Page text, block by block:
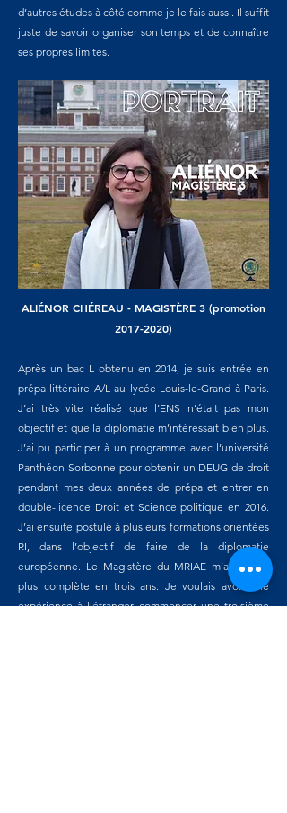
d’autres études à côté comme je le fais aussi. Il suffit
juste de savoir organiser son temps et de connaître
ses propres limites.
ALIÉNOR CHÉREAU - MAGISTÈRE 3 (promotion
2017-2020)
Après un bac L obtenu en 2014, je suis entrée en
prépa littéraire A/L au lycée Louis-le-Grand à Paris.
J’ai très vite réalisé que l’ENS n’était pas mon
objectif et que la diplomatie m’intéressait bien plus.
J’ai pu participer à un programme avec l’université
Panthéon-Sorbonne pour obtenir un DEUG de droit
pendant mes deux années de prépa et entrer en
double-licence Droit et Science politique en 2016.
J’ai ensuite postulé à plusieurs formations orientées
RI, dans l’objectif de faire de la diplomatie
européenne. Le Magistère du MRIAE m’a paru la
plus complète en trois ans. Je voulais avoir une
expérience à l’étranger, commencer une troisième